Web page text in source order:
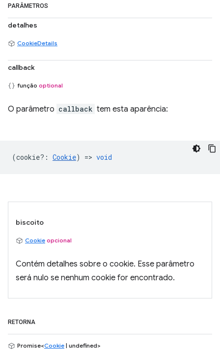
PARÂMETROS
detalhes
CookieDetails
callback
função optional
O parâmetro callback tem esta aparência:
(cookie? : Cookie) => void
biscoito
Cookie opcional
Contém detalhes sobre o cookie. Esse parâmetro
será nulo se nenhum cookie for encontrado.
RETORNA
Promise<Cookie | undefined>